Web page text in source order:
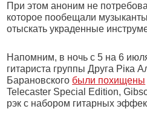
При этом аноним не
которое пообещали
отыскать украденные
Напомним, в ночь с 5 на 6
гитариста группы Друга Ріка
Барановского были похищены
Telecaster Special Edition,
рэк с набором гитарных